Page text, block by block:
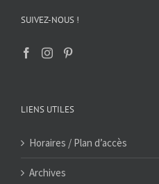
SUIVEZ-NOUS !
LIENS UTILES
Horaires / Plan d’accès
Archives